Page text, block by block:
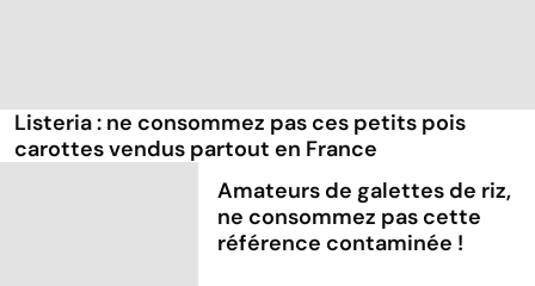
Listeria : ne consommez pas ces petits pois
carottes vendus partout en France
Amateurs de galettes de riz,
ne consommez pas cette
référence contaminée !